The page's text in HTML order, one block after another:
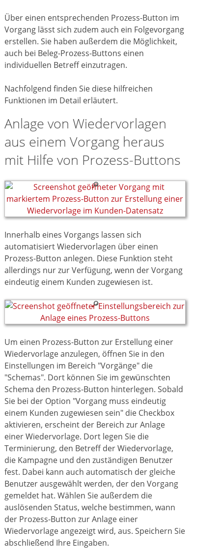
Über einen entsprechenden Prozess-Button im
Vorgang lässt sich zudem auch ein Folgevorgang
erstellen. Sie haben außerdem die Möglichkeit,
auch bei Beleg-Prozess-Buttons einen
individuellen Betreff einzutragen.
Nachfolgend finden Sie diese hilfreichen
Funktionen im Detail erläutert.
Anlage von Wiedervorlagen
aus einem Vorgang heraus
mit Hilfe von Prozess-Buttons
Innerhalb eines Vorgangs lassen sich
automatisiert Wiedervorlagen über einen
Prozess-Button anlegen. Diese Funktion steht
allerdings nur zur Verfügung, wenn der Vorgang
eindeutig einem Kunden zugewiesen ist.
Um einen Prozess-Button zur Erstellung einer
Wiedervorlage anzulegen, öffnen Sie in den
Einstellungen im Bereich "Vorgänge" die
"Schemas". Dort können Sie im gewünschten
Schema den Prozess-Button hinterlegen. Sobald
Sie bei der Option "Vorgang muss eindeutig
einem Kunden zugewiesen sein" die Checkbox
aktivieren, erscheint der Bereich zur Anlage
einer Wiedervorlage. Dort legen Sie die
Terminierung, den Betreff der Wiedervorlage,
die Kampagne und den zuständigen Benutzer
fest. Dabei kann auch automatisch der gleiche
Benutzer ausgewählt werden, der den Vorgang
gemeldet hat. Wählen Sie außerdem die
auslösenden Status, welche bestimmen, wann
der Prozess-Button zur Anlage einer
Wiedervorlage angezeigt wird, aus. Speichern Sie
abschließend Ihre Eingaben.